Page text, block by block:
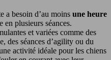
a besoin d’au moins une heure
en plusieurs séances.
et variées comme des
des séances d’agility ou du
activité idéale pour les chiens